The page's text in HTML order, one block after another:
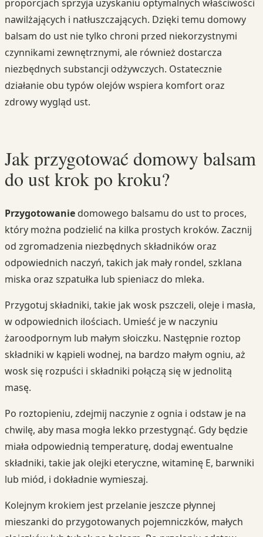
proporcjach sprzyja uzyskaniu optymalnych właściwości
nawilżających i natłuszczających. Dzięki temu domowy
balsam do ust nie tylko chroni przed niekorzystnymi
czynnikami zewnętrznymi, ale również dostarcza
niezbędnych substancji odżywczych. Ostatecznie
działanie obu typów olejów wspiera komfort oraz
zdrowy wygląd ust.
Jak przygotować domowy balsam
do ust krok po kroku?
Przygotowanie domowego balsamu do ust to proces,
który można podzielić na kilka prostych kroków. Zacznij
od zgromadzenia niezbędnych składników oraz
odpowiednich naczyń, takich jak mały rondel, szklana
miska oraz szpatułka lub spieniacz do mleka.
Przygotuj składniki, takie jak wosk pszczeli, oleje i masła,
w odpowiednich ilościach. Umieść je w naczyniu
żaroodpornym lub małym słoiczku. Następnie roztop
składniki w kąpieli wodnej, na bardzo małym ogniu, aż
wosk się rozpuści i składniki połączą się w jednolitą
masę.
Po roztopieniu, zdejmij naczynie z ognia i odstaw je na
chwilę, aby masa mogła lekko przestygnąć. Gdy będzie
miała odpowiednią temperaturę, dodaj ewentualne
składniki, takie jak olejki eteryczne, witaminę E, barwniki
lub miód, i dokładnie wymieszaj.
Kolejnym krokiem jest przelanie jeszcze płynnej
mieszanki do przygotowanych pojemniczków, małych